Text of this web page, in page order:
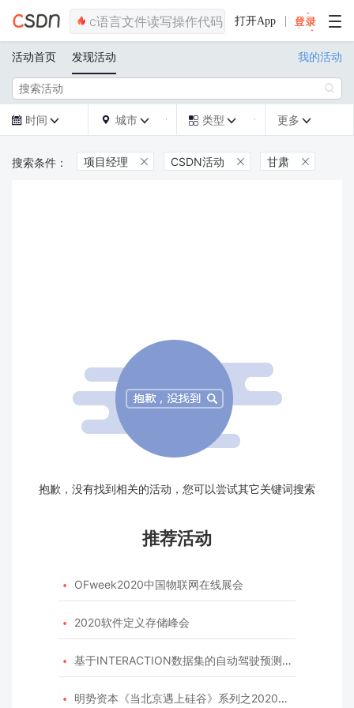
打开App
活动首页 发现活动 我的活动

 时间   城市   类型  更多 
项目经理  CSDN活动  甘肃 
抱歉，没有找到相关的活动，您可以尝试其它关键词搜索
推荐活动
 OFweek2020中国物联网在线展会
 2020软件定义存储峰会
 基于INTERACTION数据集的自动驾驶预测模型挑战赛
 明势资本《当北京遇上硅谷》系列之2020年度开源峰会